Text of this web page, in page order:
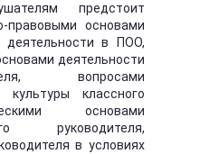
предстоит
правовыми основами
деятельности в ПОО,
деятельности
вопросами
классного
основами
руководителя,
в условиях